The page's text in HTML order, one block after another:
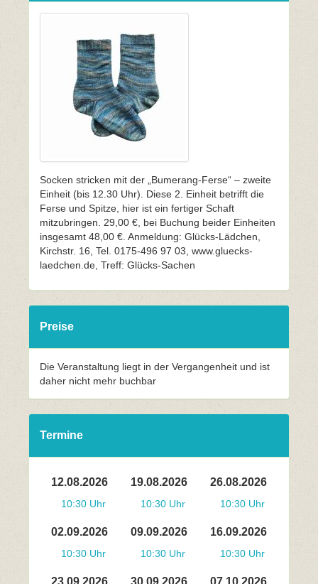
Socken stricken mit der „Bumerang-Ferse“ – zweite
Einheit (bis 12.30 Uhr). Diese 2. Einheit betrifft die
Ferse und Spitze, hier ist ein fertiger Schaft
mitzubringen. 29,00 €, bei Buchung beider Einheiten
insgesamt 48,00 €. Anmeldung: Glücks-Lädchen,
Kirchstr. 16, Tel. 0175-496 97 03, www.gluecks-
laedchen.de, Treff: Glücks-Sachen
Preise
Die Veranstaltung liegt in der Vergangenheit und ist
daher nicht mehr buchbar
Termine
12.08.2026
10:30 Uhr
19.08.2026
10:30 Uhr
26.08.2026
10:30 Uhr
02.09.2026
10:30 Uhr
09.09.2026
10:30 Uhr
16.09.2026
10:30 Uhr
23.09.2026 30.09.2026 07.10.2026